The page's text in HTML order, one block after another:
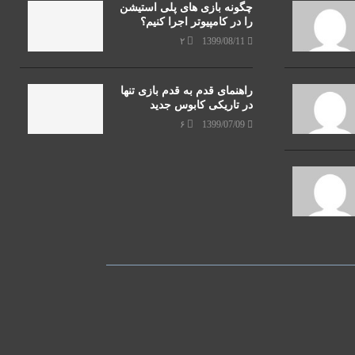
چگونه بازی های پلی استیشن
را در کامپیوتر اجرا کنیم؟
1399/08/11 ۲
راهنمای قدم به قدم بازی تنها
در تاریکی کابوس جدید
1399/07/09 ۶